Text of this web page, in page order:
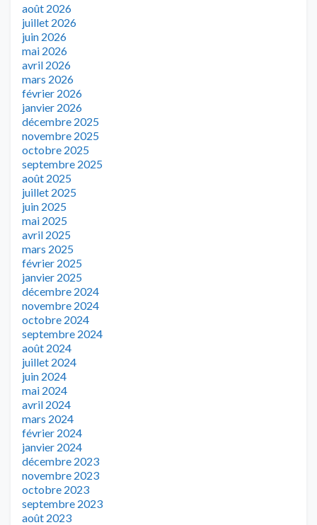
août 2026
juillet 2026
juin 2026
mai 2026
avril 2026
mars 2026
février 2026
janvier 2026
décembre 2025
novembre 2025
octobre 2025
septembre 2025
août 2025
juillet 2025
juin 2025
mai 2025
avril 2025
mars 2025
février 2025
janvier 2025
décembre 2024
novembre 2024
octobre 2024
septembre 2024
août 2024
juillet 2024
juin 2024
mai 2024
avril 2024
mars 2024
février 2024
janvier 2024
décembre 2023
novembre 2023
octobre 2023
septembre 2023
août 2023